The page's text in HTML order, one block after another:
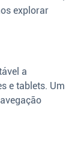
explorar
a
e tablets. Um